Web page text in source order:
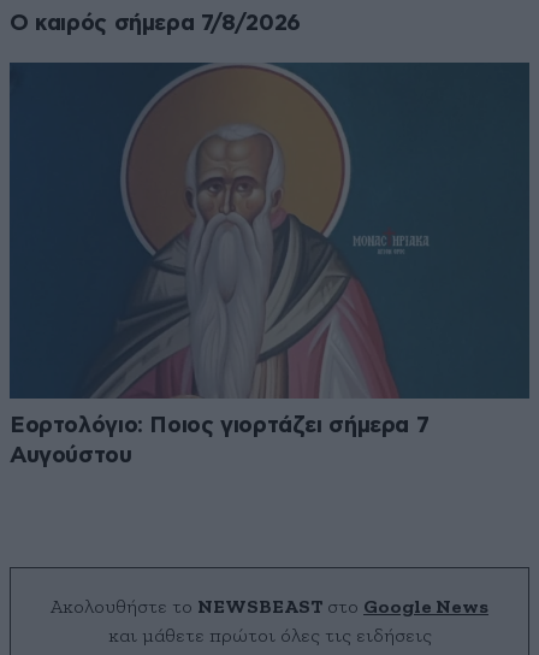
Ο καιρός σήμερα 7/8/2026
Εορτολόγιο: Ποιος γιορτάζει σήμερα 7
Αυγούστου
Ακολουθήστε το NEWSBEAST στο Google News
και μάθετε πρώτοι όλες τις ειδήσεις